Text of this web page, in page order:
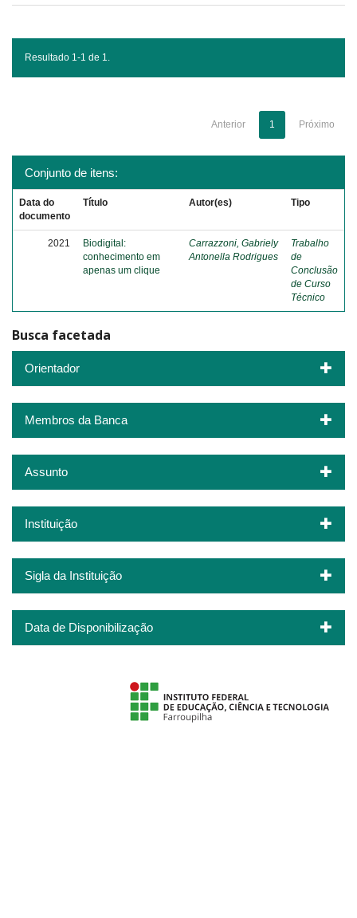
Resultado 1-1 de 1.
Anterior 1 Próximo
Conjunto de itens:
Data do
documento
Título Autor(es) Tipo
2021
Biodigital:
conhecimento em
apenas um clique
Carrazzoni, Gabriely
Antonella Rodrigues
Trabalho
de
Conclusão
de Curso
Técnico
Busca facetada
Orientador
Membros da Banca
Assunto
Instituição
Sigla da Instituição
Data de Disponibilização